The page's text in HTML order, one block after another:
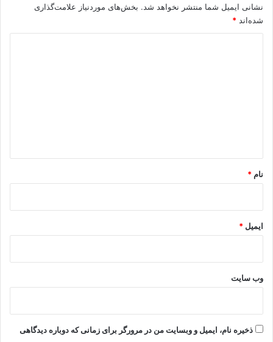
نشانی ایمیل شما منتشر نخواهد شد. بخش‌های موردنیاز علامت‌گذاری
شده‌اند *
نام *
ایمیل *
وب‌ سایت
ذخیره نام، ایمیل و وبسایت من در مرورگر برای زمانی که دوباره دیدگاهی